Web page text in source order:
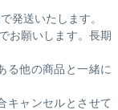
発送いたします。
お願いします。長期
る他の商品と一緒に
キャンセルとさせて